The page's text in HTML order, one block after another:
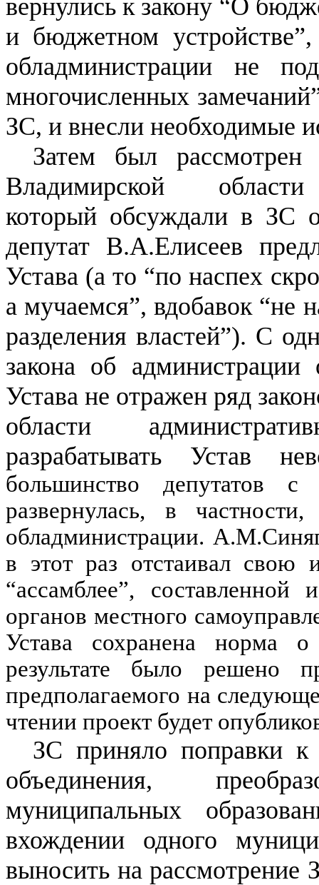
вернулись к закону “О
и бюджетном
обладминистрации не
многочисленных
ЗС, и внесли необходимые
Затем был рассмотрен
Владимирской
который обсуждали в ЗС
депутат В.А.Елисеев
Устава (а то “по наспех
а мучаемся”, вдобавок
разделения властей”). С
закона об
Устава не отражен ряд
области
разрабатывать Устав
большинство депутатов
развернулась, в
обладминистрации.
в этот раз отстаивал
“ассамблее”,
органов местного
Устава сохранена норма
результате было решено
предполагаемого на
чтении проект будет
ЗC приняло поправки к
объединения,
муниципальных
вхождении одного
выносить на рассмотрение